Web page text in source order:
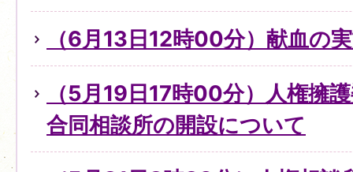
（6月13日12時00分）献血の
（5月19日17時00分）人権擁
合同相談所の開設について